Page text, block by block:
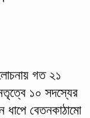
গত ২১
১০ সদস্যের
বেতনকাঠামো